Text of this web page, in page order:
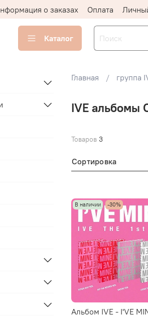
о заказах Оплата
Каталог
Главная группа
IVE альбомы
Товаров 3
Сортировка
В наличии -30%
Альбом IVE - I'VE